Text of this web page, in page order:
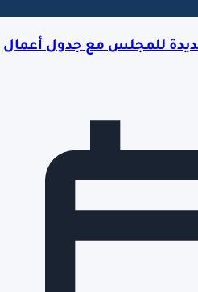
للمجلس مع جدول أعمال